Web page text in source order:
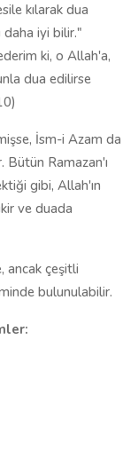
kılarak dua
iyi bilir."
ki, o Allah'a,
dua edilirse
İsm-i Azam da
Bütün Ramazan'ı
gibi, Allah'ın
ve duada
ancak çeşitli
bulunulabilir.